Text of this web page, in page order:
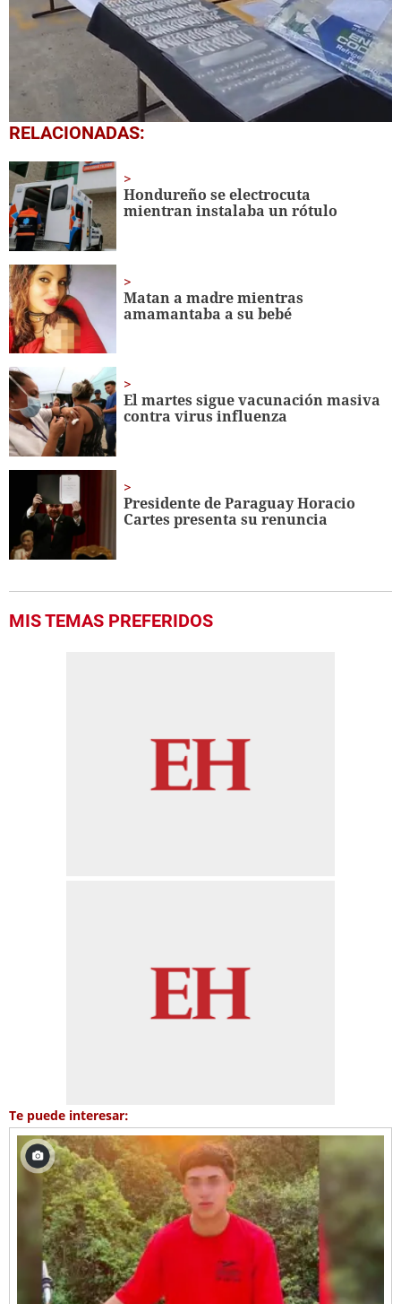
0
seconds
2
minutes,
28
seconds
RELACIONADAS:
Hondureño se electrocuta
mientran instalaba un rótulo
Matan a madre mientras
amamantaba a su bebé
El martes sigue vacunación masiva
contra virus influenza
Presidente de Paraguay Horacio
Cartes presenta su renuncia
MIS TEMAS PREFERIDOS
Te puede interesar: